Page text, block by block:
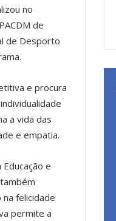
no
de
de Desporto
e procura
a vida das
e empatia.
e
felicidade
permite a